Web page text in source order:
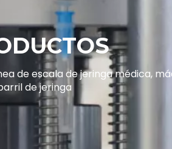
de escala de jeringa médica,
de jeringa